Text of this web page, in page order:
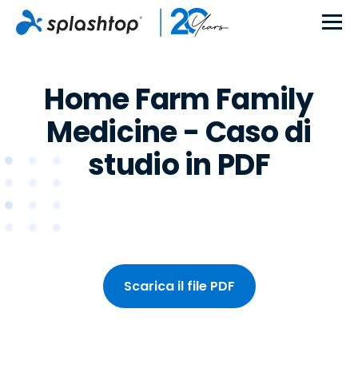
Home Farm Family
Medicine - Caso di
studio in PDF
Scarica il file PDF